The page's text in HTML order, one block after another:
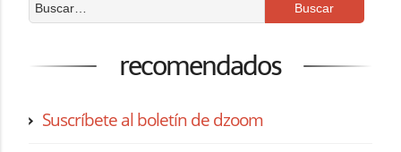
recomendados
Suscríbete al boletín de dzoom